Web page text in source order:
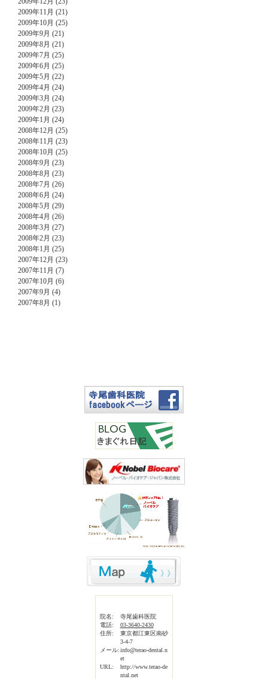
2009年11月 (21)
2009年10月 (25)
2009年9月 (21)
2009年8月 (21)
2009年7月 (25)
2009年6月 (25)
2009年5月 (22)
2009年4月 (24)
2009年3月 (24)
2009年2月 (23)
2009年1月 (24)
2008年12月 (25)
2008年11月 (23)
2008年10月 (25)
2008年9月 (23)
2008年8月 (23)
2008年7月 (26)
2008年6月 (24)
2008年5月 (29)
2008年4月 (26)
2008年3月 (27)
2008年2月 (23)
2008年1月 (25)
2007年12月 (23)
2007年11月 (7)
2007年10月 (6)
2007年9月 (4)
2007年8月 (1)
院名:
寺尾歯科医院
電話:
03-3640-2430
住所:
東京都江東区南砂
3-4-7
メール:info@terao-dental.n
et
URL:
http://www.terao-de
ntal.net